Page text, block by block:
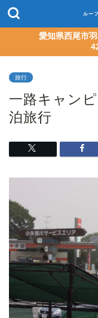
ルー
愛知県西尾市
旅行
一路キャン
泊旅行